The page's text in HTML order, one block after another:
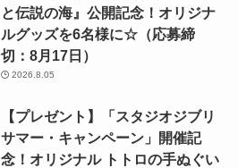
と伝説の海』公開記念！オリジナ
ルグッズを6名様に☆（応募締
切：8月17日）
2026.8.05
【プレゼント】「スタジオジブリ
サマー・キャンペーン」開催記
念！オリジナル トトロの手ぬぐい